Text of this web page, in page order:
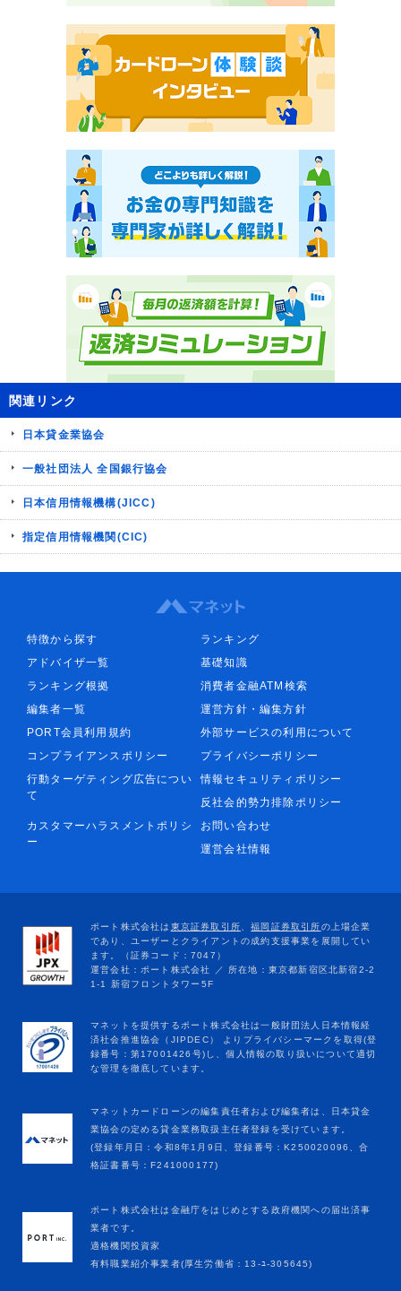
関連リンク
日本貸金業協会
一般社団法人 全国銀行協会
日本信用情報機構(JICC)
指定信用情報機関(CIC)
特徴から探す
ランキング
アドバイザ一覧
基礎知識
ランキング根拠
消費者金融ATM検索
編集者一覧
運営方針・編集方針
PORT会員利用規約
外部サービスの利用について
コンプライアンスポリシー
プライバシーポリシー
行動ターゲティング広告につい
て
情報セキュリティポリシー
反社会的勢力排除ポリシー
カスタマーハラスメントポリシ
ー
お問い合わせ
運営会社情報
マネットカードローンの編集責任者および編集者は、日本貸金
業協会の定める貸金業務取扱主任者登録を受けています。
(登録年月日：令和8年1月9日、登録番号：K250020096、合
格証書番号：F241000177)
ポート株式会社は金融庁をはじめとする政府機関への届出済事
業者です。
適格機関投資家
有料職業紹介事業者(厚生労働省：13-ﾕ-305645)